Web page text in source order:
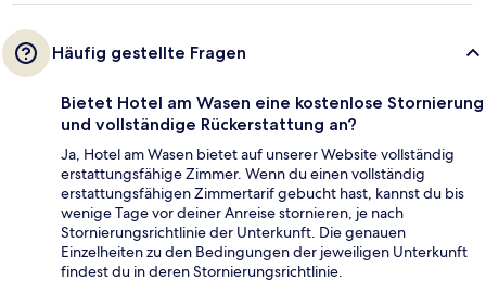
Häufig gestellte Fragen
Bietet Hotel am Wasen eine kostenlose Stornierung
und vollständige Rückerstattung an?
Ja, Hotel am Wasen bietet auf unserer Website vollständig
erstattungsfähige Zimmer. Wenn du einen vollständig
erstattungsfähigen Zimmertarif gebucht hast, kannst du bis
wenige Tage vor deiner Anreise stornieren, je nach
Stornierungsrichtlinie der Unterkunft. Die genauen
Einzelheiten zu den Bedingungen der jeweiligen Unterkunft
findest du in deren Stornierungsrichtlinie.